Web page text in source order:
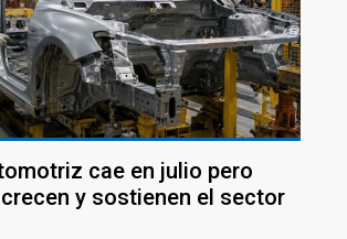
cae en julio pero
y sostienen el sector